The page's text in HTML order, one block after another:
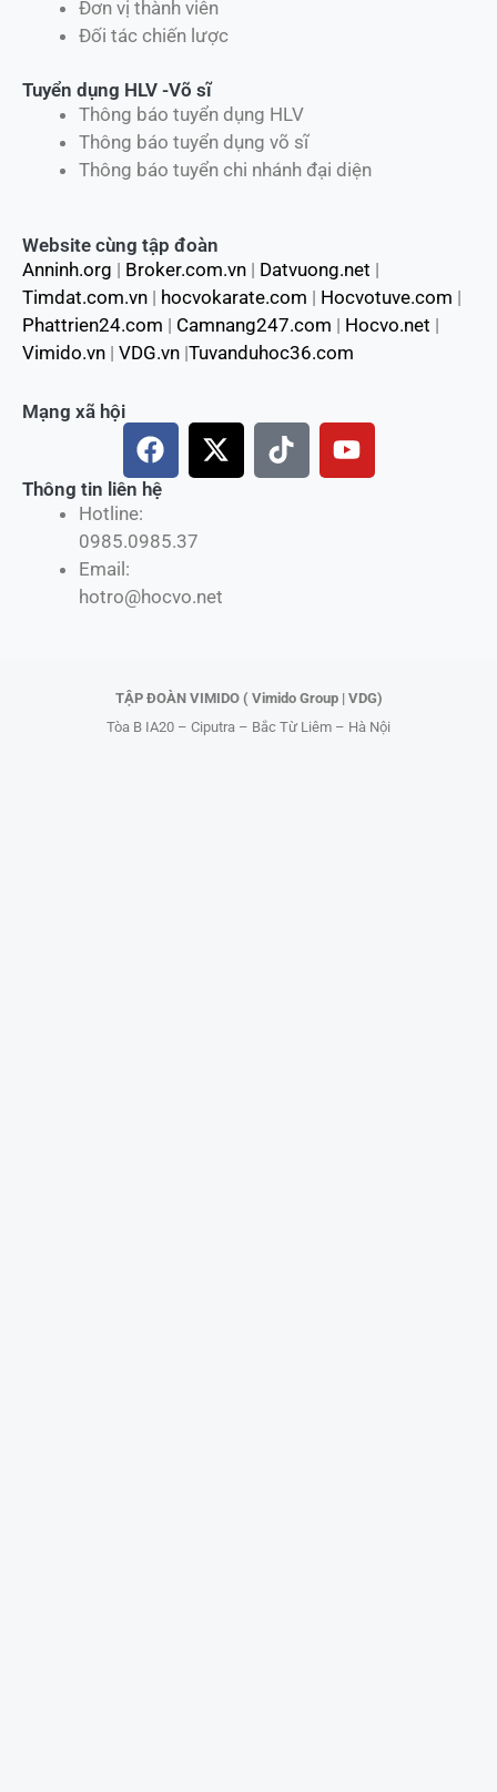
Đơn vị thành viên
Đối tác chiến lược
Tuyển dụng HLV -Võ sĩ
Thông báo tuyển dụng HLV
Thông báo tuyển dụng võ sĩ
Thông báo tuyển chi nhánh đại diện
Website cùng tập đoàn
Anninh.org | Broker.com.vn | Datvuong.net |
Timdat.com.vn | hocvokarate.com | Hocvotuve.com |
Phattrien24.com | Camnang247.com | Hocvo.net |
Vimido.vn | VDG.vn |Tuvanduhoc36.com
Hotline:
0985.0985.37
Email:
hotro@hocvo.net
Mạng xã hội
F
a
c
b
o
X
-
t
T
i
Y
o
Thông tin liên hệ
TẬP ĐOÀN VIMIDO ( Vimido Group | VDG)
Tòa B IA20 – Ciputra – Bắc Từ Liêm – Hà Nội